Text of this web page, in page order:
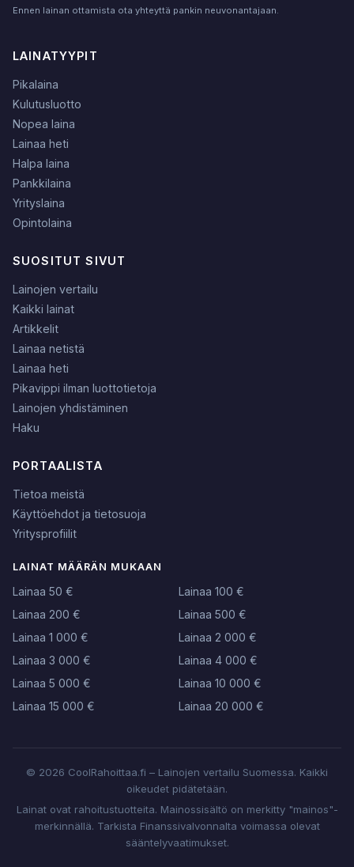
Ennen lainan ottamista ota yhteyttä pankin neuvonantajaan.
LAINATYYPIT
Pikalaina
Kulutusluotto
Nopea laina
Lainaa heti
Halpa laina
Pankkilaina
Yrityslaina
Opintolaina
SUOSITUT SIVUT
Lainojen vertailu
Kaikki lainat
Artikkelit
Lainaa netistä
Lainaa heti
Pikavippi ilman luottotietoja
Lainojen yhdistäminen
Haku
PORTAALISTA
Tietoa meistä
Käyttöehdot ja tietosuoja
Yritysprofiilit
LAINAT MÄÄRÄN MUKAAN
Lainaa 50 €
Lainaa 100 €
Lainaa 200 €
Lainaa 500 €
Lainaa 1 000 €
Lainaa 2 000 €
Lainaa 3 000 €
Lainaa 4 000 €
Lainaa 5 000 €
Lainaa 10 000 €
Lainaa 15 000 €
Lainaa 20 000 €
© 2026 CoolRahoittaa.fi – Lainojen vertailu Suomessa. Kaikki
oikeudet pidätetään.
Lainat ovat rahoitustuotteita. Mainossisältö on merkitty "mainos"-
merkinnällä. Tarkista Finanssivalvonnalta voimassa olevat
sääntelyvaatimukset.